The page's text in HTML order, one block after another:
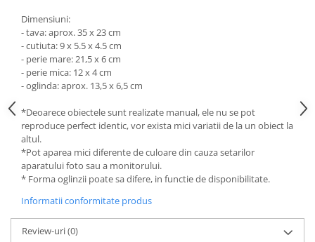
Dimensiuni:
- tava: aprox. 35 x 23 cm
- cutiuta: 9 x 5.5 x 4.5 cm
- perie mare: 21,5 x 6 cm
- perie mica: 12 x 4 cm
- oglinda: aprox. 13,5 x 6,5 cm
*Deoarece obiectele sunt realizate manual, ele nu se pot
reproduce perfect identic, vor exista mici variatii de la un obiect la
altul.
*Pot aparea mici diferente de culoare din cauza setarilor
aparatului foto sau a monitorului.
* Forma oglinzii poate sa difere, in functie de disponibilitate.
Informatii conformitate produs
Review-uri(0)